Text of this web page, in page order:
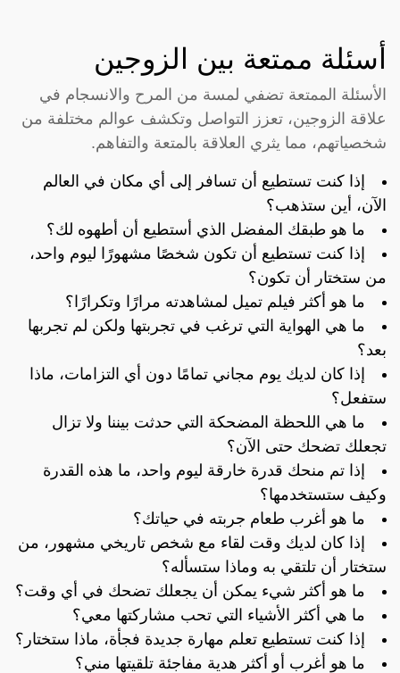
أسئلة ممتعة بين الزوجين
الأسئلة الممتعة تضفي لمسة من المرح والانسجام في
علاقة الزوجين، تعزز التواصل وتكشف عوالم مختلفة من
شخصياتهم، مما يثري العلاقة بالمتعة والتفاهم.
إذا كنت تستطيع أن تسافر إلى أي مكان في العالم
الآن، أين ستذهب؟
ما هو طبقك المفضل الذي أستطيع أن أطهوه لك؟
إذا كنت تستطيع أن تكون شخصًا مشهورًا ليوم واحد،
من ستختار أن تكون؟
ما هو أكثر فيلم تميل لمشاهدته مرارًا وتكرارًا؟
ما هي الهواية التي ترغب في تجربتها ولكن لم تجربها
بعد؟
إذا كان لديك يوم مجاني تمامًا دون أي التزامات، ماذا
ستفعل؟
ما هي اللحظة المضحكة التي حدثت بيننا ولا تزال
تجعلك تضحك حتى الآن؟
إذا تم منحك قدرة خارقة ليوم واحد، ما هذه القدرة
وكيف ستستخدمها؟
ما هو أغرب طعام جربته في حياتك؟
إذا كان لديك وقت لقاء مع شخص تاريخي مشهور، من
ستختار أن تلتقي به وماذا ستسأله؟
ما هو أكثر شيء يمكن أن يجعلك تضحك في أي وقت؟
ما هي أكثر الأشياء التي تحب مشاركتها معي؟
إذا كنت تستطيع تعلم مهارة جديدة فجأة، ماذا ستختار؟
ما هو أغرب أو أكثر هدية مفاجئة تلقيتها مني؟